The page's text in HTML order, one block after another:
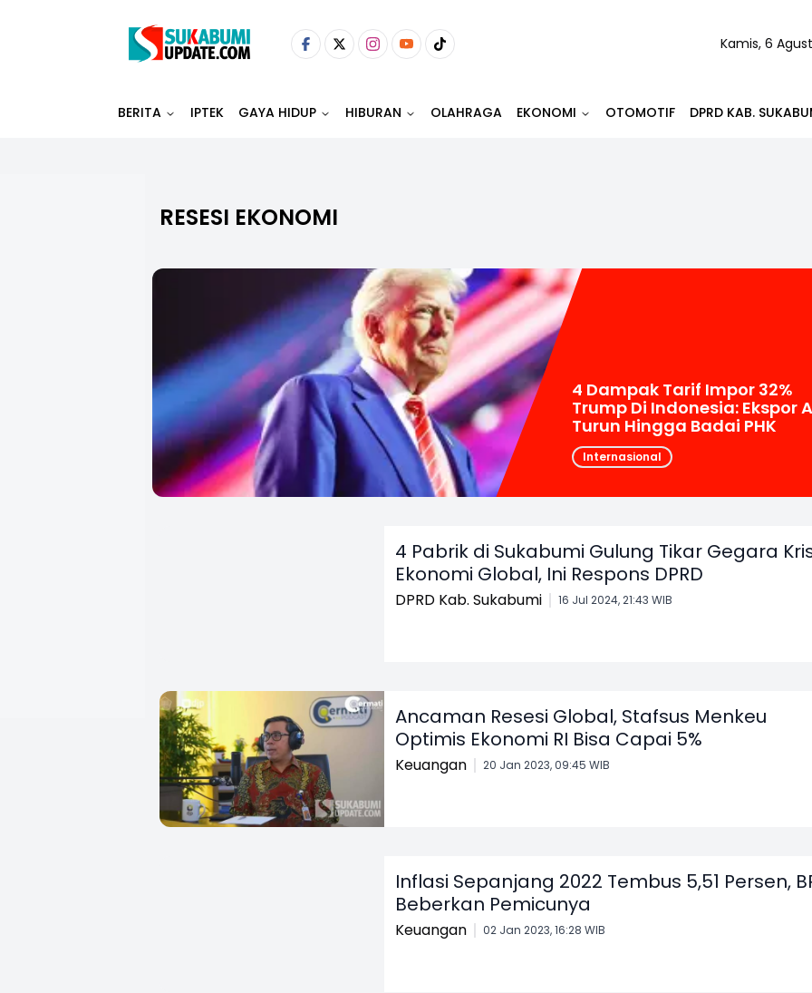
Kamis, 6
BERITA IPTEK GAYA HIDUP HIBURAN OLAHRAGA EKONOMI OTOMOTIF DPRD KAB.
RESESI EKONOMI
4 Dampak Tarif Impor 32%
Trump Di Indonesia: Ekspor
Turun Hingga Badai PHK
Internasional
4 Pabrik di Sukabumi Gulung Tikar Gegara
Ekonomi Global, Ini Respons DPRD
DPRD Kab. Sukabumi 16 Jul 2024, 21:43 WIB
Ancaman Resesi Global, Stafsus Menkeu
Optimis Ekonomi RI Bisa Capai 5%
Keuangan 20 Jan 2023, 09:45 WIB
Inflasi Sepanjang 2022 Tembus 5,51 Persen,
Beberkan Pemicunya
Keuangan 02 Jan 2023, 16:28 WIB